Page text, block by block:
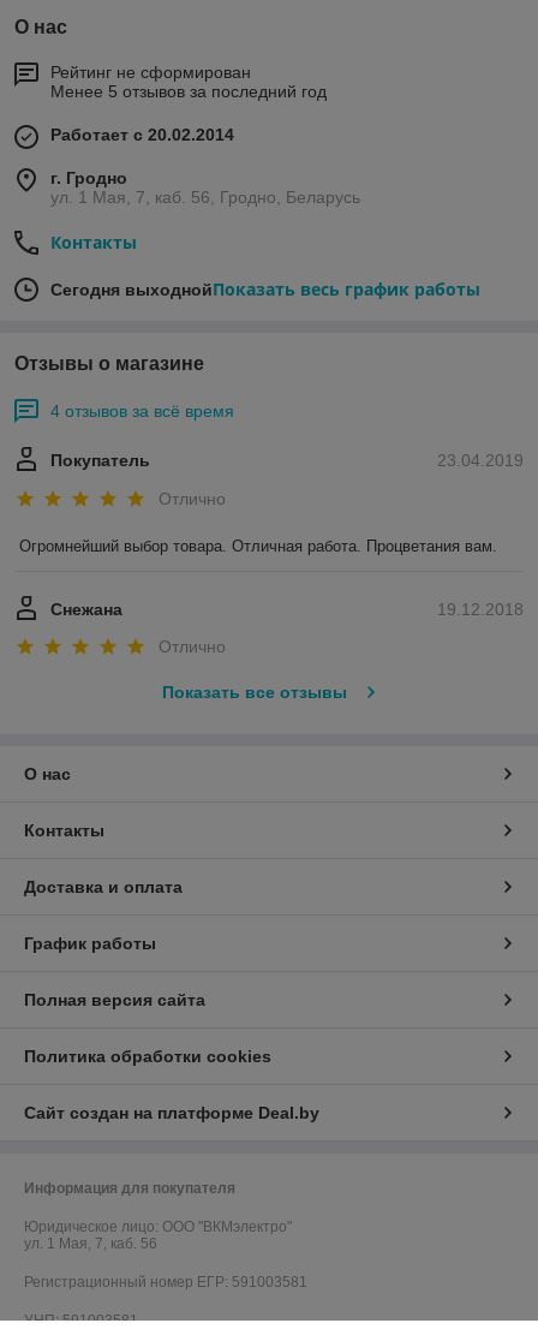
О нас
Рейтинг не сформирован
Менее 5 отзывов за последний год
Работает с 20.02.2014
г. Гродно
ул. 1 Мая, 7, каб. 56, Гродно, Беларусь
Контакты
Сегодня выходнойПоказать весь график работы
Отзывы о магазине
4 отзывов за всё время
23.04.2019
Покупатель
Отлично
Огромнейший выбор товара. Отличная работа. Процветания вам.
19.12.2018
Снежана
Отлично
Показать все отзывы
О нас
Контакты
Доставка и оплата
График работы
Полная версия сайта
Политика обработки cookies
Сайт создан на платформе Deal.by
Информация для покупателя
Юридическое лицо: ООО "ВКМэлектро"
ул. 1 Мая, 7, каб. 56
Регистрационный номер ЕГР: 591003581
УНП: 591003581